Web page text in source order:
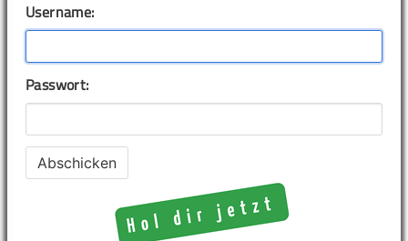
Username:
Passwort: